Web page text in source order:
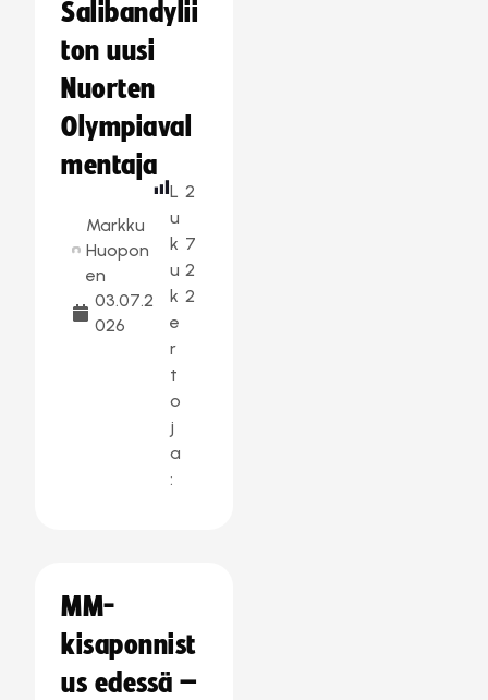
Salibandylii
ton uusi
Nuorten
Olympiaval
mentaja
Markku
Huopon
en
03.07.2
026
L
u
k
u
k
e
r
t
o
j
a
:
2
7
2
2
MM-
kisaponnist
us edessä –